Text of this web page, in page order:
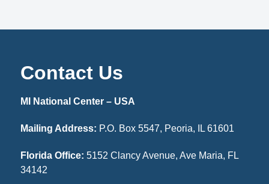
Contact Us
MI National Center – USA
Mailing Address: P.O. Box 5547, Peoria, IL 61601
Florida Office: 5152 Clancy Avenue, Ave Maria, FL
34142